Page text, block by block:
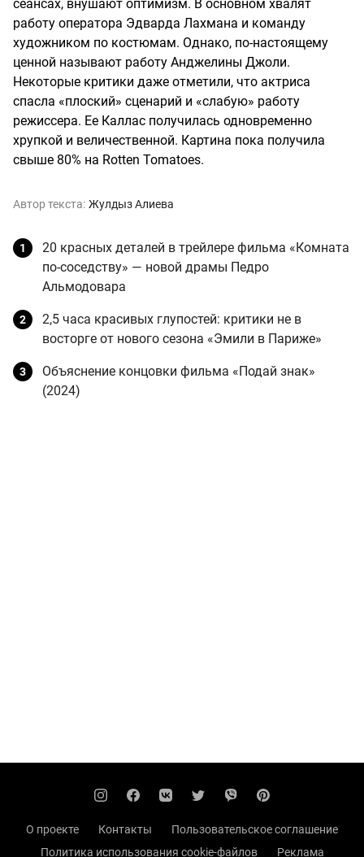
сеансах, внушают оптимизм. В основном хвалят
работу оператора Эдварда Лахмана и команду
художником по костюмам. Однако, по-настоящему
ценной называют работу Анджелины Джоли.
Некоторые критики даже отметили, что актриса
спасла «плоский» сценарий и «слабую» работу
режиссера. Ее Каллас получилась одновременно
хрупкой и величественной. Картина пока получила
свыше 80% на Rotten Tomatoes.
Автор текста: Жулдыз Алиева
20 красных деталей в трейлере фильма «Комната
по-соседству» — новой драмы Педро
Альмодовара
2,5 часа красивых глупостей: критики не в
восторге от нового сезона «Эмили в Париже»
Объяснение концовки фильма «Подай знак»
(2024)
О проекте Контакты
Пользовательское соглашение
Политика использования cookie-файлов
Реклама